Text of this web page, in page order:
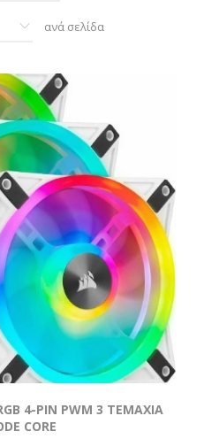
ανά σελίδα
4-PIN PWM 3 ΤΕΜΑΧΙΑ
CORE